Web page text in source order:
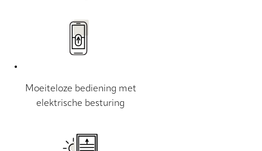
Moeiteloze bediening met
elektrische besturing